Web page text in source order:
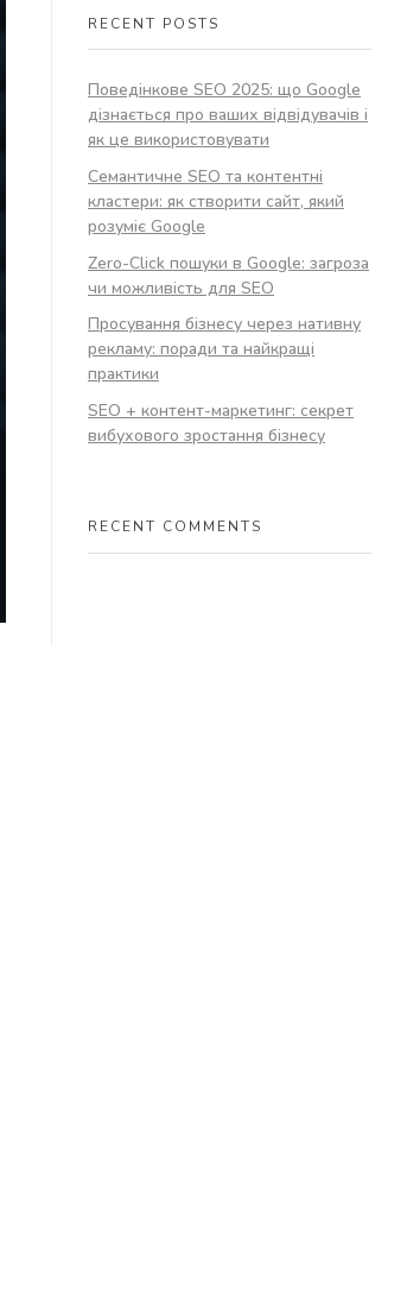
RECENT POSTS
Поведінкове SEO 2025: що Google
дізнається про ваших відвідувачів і
як це використовувати
Семантичне SEO та контентні
кластери: як створити сайт, який
розуміє Google
Zero-Click пошуки в Google: загроза
чи можливість для SEO
Просування бізнесу через нативну
рекламу: поради та найкращі
практики
SEO + контент-маркетинг: секрет
вибухового зростання бізнесу
RECENT COMMENTS